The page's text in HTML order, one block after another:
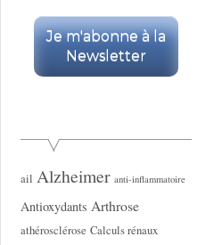
ail Alzheimer anti-inflammatoire
Antioxydants Arthrose
athérosclérose Calculs rénaux